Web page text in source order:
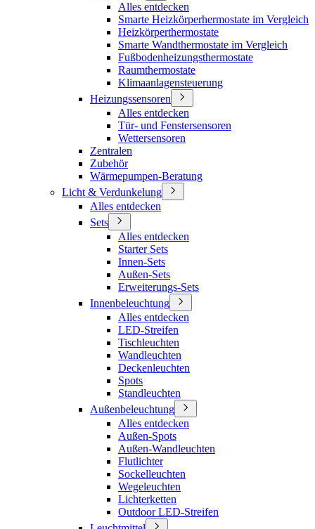
Alles entdecken
Smarte Heizkörperhermostate im Vergleich
Heizkörperthermostate
Smarte Wandthermostate im Vergleich
Fußbodenheizungsthermostate
Raumthermostate
Klimaanlagensteuerung
Heizungssensoren
Alles entdecken
Tür- und Fenstersensoren
Wettersensoren
Zentralen
Zubehör
Wärmepumpen-Beratung
Licht & Verdunkelung
Alles entdecken
Sets
Alles entdecken
Starter Sets
Innen-Sets
Außen-Sets
Erweiterungs-Sets
Innenbeleuchtung
Alles entdecken
LED-Streifen
Tischleuchten
Wandleuchten
Deckenleuchten
Spots
Standleuchten
Außenbeleuchtung
Alles entdecken
Außen-Spots
Außen-Wandleuchten
Flutlichter
Sockelleuchten
Wegeleuchten
Lichterketten
Outdoor LED-Streifen